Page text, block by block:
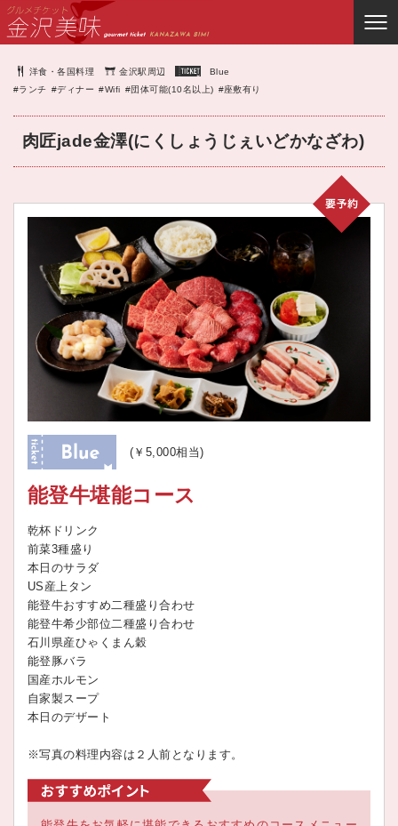
洋食・各国料理 金沢駅周辺
Blue
#ランチ #ディナー #Wifi #団体可能(10名以上) #座敷有り
肉匠jade金澤(にくしょうじぇいどかなざわ)
(￥5,000相当)
能登牛堪能コース
乾杯ドリンク
前菜3種盛り
本日のサラダ
US産上タン
能登牛おすすめ二種盛り合わせ
能登牛希少部位二種盛り合わせ
石川県産ひゃくまん穀
能登豚バラ
国産ホルモン
自家製スープ
本日のデザート
※写真の料理内容は２人前となります。